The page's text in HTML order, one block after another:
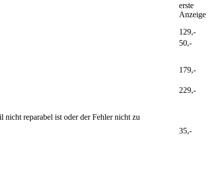
erste
Anzeige
129,-
50,-
179,-
229,-
reparabel ist oder der Fehler nicht zu
35,-